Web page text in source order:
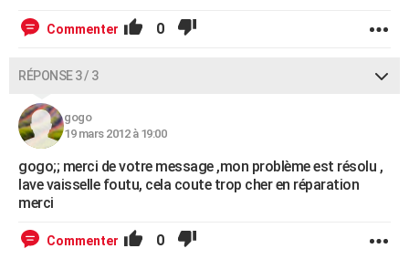
Commenter 0
RÉPONSE 3 / 3
gogo
19 mars 2012 à 19:00
gogo;; merci de votre message ,mon problème est résolu ,
lave vaisselle foutu, cela coute trop cher en réparation
merci
Commenter 0